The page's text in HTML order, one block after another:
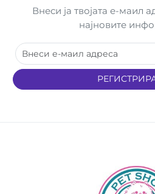
Внеси ја твојата е-маил
најновите